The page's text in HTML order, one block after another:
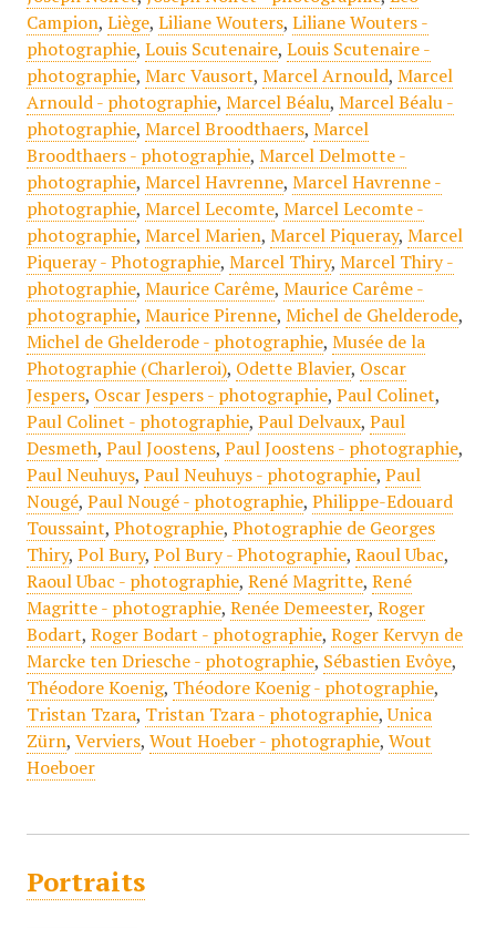
Campion, Liège, Liliane Wouters, Liliane Wouters -
photographie, Louis Scutenaire, Louis Scutenaire -
photographie, Marc Vausort, Marcel Arnould, Marcel
Arnould - photographie, Marcel Béalu, Marcel Béalu -
photographie, Marcel Broodthaers, Marcel
Broodthaers - photographie, Marcel Delmotte -
photographie, Marcel Havrenne, Marcel Havrenne -
photographie, Marcel Lecomte, Marcel Lecomte -
photographie, Marcel Marien, Marcel Piqueray, Marcel
Piqueray - Photographie, Marcel Thiry, Marcel Thiry -
photographie, Maurice Carême, Maurice Carême -
photographie, Maurice Pirenne, Michel de Ghelderode,
Michel de Ghelderode - photographie, Musée de la
Photographie (Charleroi), Odette Blavier, Oscar
Jespers, Oscar Jespers - photographie, Paul Colinet,
Paul Colinet - photographie, Paul Delvaux, Paul
Desmeth, Paul Joostens, Paul Joostens - photographie,
Paul Neuhuys, Paul Neuhuys - photographie, Paul
Nougé, Paul Nougé - photographie, Philippe-Edouard
Toussaint, Photographie, Photographie de Georges
Thiry, Pol Bury, Pol Bury - Photographie, Raoul Ubac,
Raoul Ubac - photographie, René Magritte, René
Magritte - photographie, Renée Demeester, Roger
Bodart, Roger Bodart - photographie, Roger Kervyn de
Marcke ten Driesche - photographie, Sébastien Evôye,
Théodore Koenig, Théodore Koenig - photographie,
Tristan Tzara, Tristan Tzara - photographie,Unica
Zürn, Verviers, Wout Hoeber - photographie, Wout
Hoeboer
Portraits